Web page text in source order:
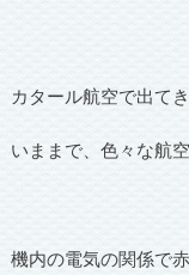
カタール航空で出て
いままで、色々な航
機内の電気の関係で